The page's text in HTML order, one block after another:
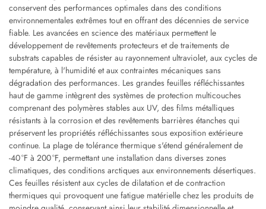
conservent des performances optimales dans des conditions
environnementales extrêmes tout en offrant des décennies de service
fiable. Les avancées en science des matériaux permettent le
développement de revêtements protecteurs et de traitements de
substrats capables de résister au rayonnement ultraviolet, aux cycles de
température, à l'humidité et aux contraintes mécaniques sans
dégradation des performances. Les grandes feuilles réfléchissantes
haut de gamme intègrent des systèmes de protection multicouches
comprenant des polymères stables aux UV, des films métalliques
résistants à la corrosion et des revêtements barrières étanches qui
préservent les propriétés réfléchissantes sous exposition extérieure
continue. La plage de tolérance thermique s'étend généralement de
-40 °F à 200 °F, permettant une installation dans diverses zones
climatiques, des conditions arctiques aux environnements désertiques.
Ces feuilles résistent aux cycles de dilatation et de contraction
thermiques qui provoquent une fatigue matérielle chez les produits de